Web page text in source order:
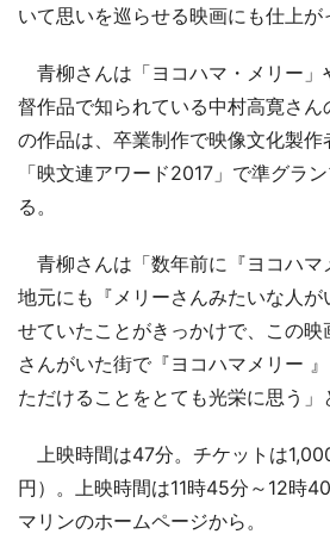
いて思いを巡らせる映画にも仕上が
青柳さんは「ヨコハマ・メリー」
督作品で知られている中村高寛さん
の作品は、卒業制作で映像文化製作
「映文連アワード2017」で準グラ
る。
青柳さんは「数年前に『ヨコハマ
地元にも『メリーさんみたいな人が
せていたことがきっかけで、この
さんがいた街で『ヨコハマメリー
ただけることをとても光栄に思う」
上映時間は47分。チケットは
円）。上映時間は11時45分～12時
マリンのホームページから。